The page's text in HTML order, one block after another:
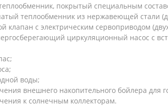
покрытый специальным
теплообменник из нержавеющей стали
клапан с электрическим сервоприводом
циркуляционный насос с
воды;
внешнего накопительного бойлера для
к солнечным коллекторам.